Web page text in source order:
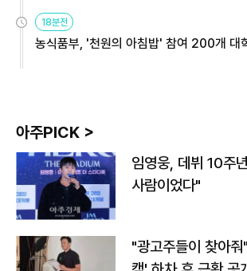
18분전
농식품부, '천원의 아침밥' 참여 200개 대
아주PICK >
임영웅, 데뷔 10주
사람이었다"
"광고주들이 찾아